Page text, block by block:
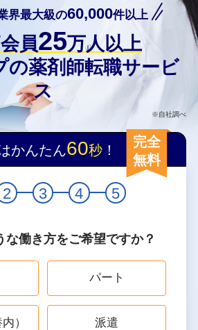
界最大級の60,000件以上
員25万人以上
の薬剤師転職サービ
ス
※自社調べ
かんたん60秒 ！
完全
無料
2 3 4 5
な働き方をご希望ですか？
パート
） 派遣